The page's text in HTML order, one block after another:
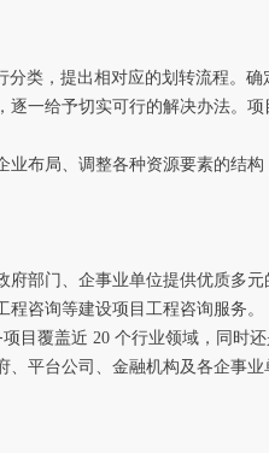
类，提出相对应的划转流程。
一给予切实可行的解决办法。
布局、调整各种资源要素的结
部门、企事业单位提供优质多
咨询等建设项目工程咨询服务。
目覆盖近 20 个行业领域，同时
平台公司、金融机构及各企事